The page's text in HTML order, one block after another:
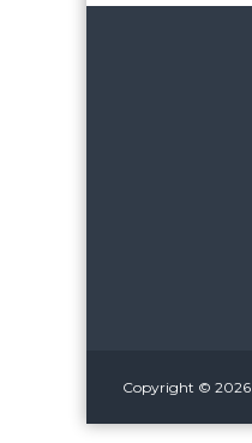
Copyright © 2026